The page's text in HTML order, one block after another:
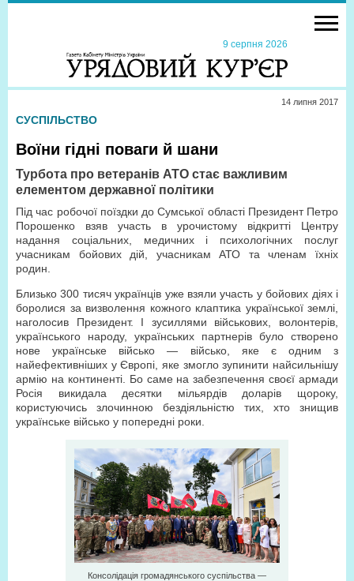
9 серпня 2026
14 липня 2017
СУСПІЛЬСТВО
Воїни гідні поваги й шани
Турбота про ветеранів АТО стає важливим
елементом державної політики
Під час робочої поїздки до Сумської області Президент Петро
Порошенко взяв участь в урочистому відкритті Центру
надання соціальних, медичних і психологічних послуг
учасникам бойових дій, учасникам АТО та членам їхніх
родин.
Близько 300 тисяч українців уже взяли участь у бойових діях і
боролися за визволення кожного клаптика української землі,
наголосив Президент. І зусиллями військових, волонтерів,
українського народу, українських партнерів було створено
нове українське військо — військо, яке є одним з
найефективніших у Європі, яке змогло зупинити найсильнішу
армію на континенті. Бо саме на забезпечення своєї армади
Росія викидала десятки мільярдів доларів щороку,
користуючись злочинною бездіяльністю тих, хто знищив
українське військо у попередні роки.
Консолідація громадянського суспільства —